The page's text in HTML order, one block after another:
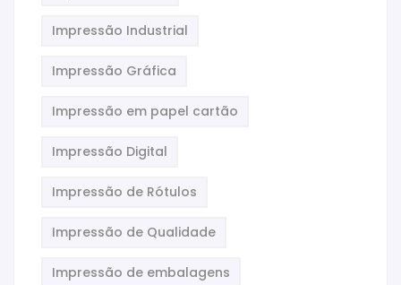
Impressão Industrial
Impressão Gráfica
Impressão em papel cartão
Impressão Digital
Impressão de Rótulos
Impressão de Qualidade
Impressão de embalagens